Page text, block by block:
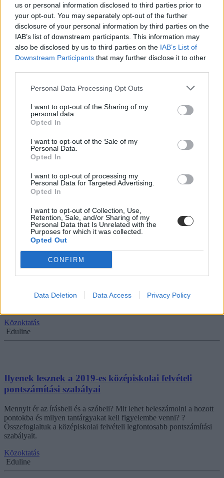
us or personal information disclosed to third parties prior to
your opt-out. You may separately opt-out of the further
disclosure of your personal information by third parties on the
IAB’s list of downstream participants. This information may
also be disclosed by us to third parties on the IAB’s List of
Downstream Participants that may further disclose it to other
Personal Data Processing Opt Outs
I want to opt-out of the Sharing of my
personal data.
Opted In
I want to opt-out of the Sale of my
Personal Data.
Opted In
I want to opt-out of processing my
Personal Data for Targeted Advertising.
Opted In
I want to opt-out of Collection, Use,
Retention, Sale, and/or Sharing of my
Personal Data that Is Unrelated with the
Purposes for which it was collected.
Opted Out
CONFIRM
Data Deletion Data Access Privacy Policy
Középiskolai felvételi: fontos döntés előtt állnak a
szülők
Már csak néhány napot kell várni, és az összes középfokú iskola
nyilvánosságra hozza a 2019 szeptemberében induló osztályok
Középiskolai felvételi: meddig lehet jelentkezni az
Meddig lehet jelentkezni a 2019-es központi írásbeli felvételire? Itt
találjátok a választ.
Közoktatás
Középiskolai felvételi: milyen szempontok alapján
rangsorolják a jelentkezőket?
Mi alapján döntenek a középiskolák a diákok felvételi kérelméről?
Közoktatás
Eduline
Ilyenek lesznek a 2019-es középiskolai felvételi
pontszámítási szabályai
Mennyit ér az írásbeli és a szóbeli? Mit lehet beleszámolni a hozott
pontokba és milyen tantárgyakat kell figyelembe venni? ?
Összefoglaltuk a középiskolai felvételi legfontosabb pontszámítási
szabályait.
Közoktatás
Eduline